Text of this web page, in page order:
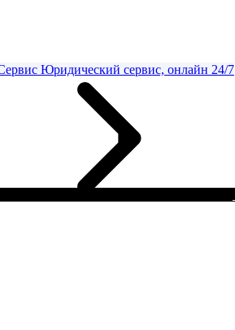
Юридический сервис, онлайн 24/7